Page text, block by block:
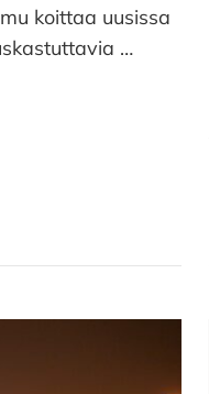
koittaa uusissa
…